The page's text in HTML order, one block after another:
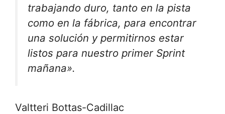
trabajando duro, tanto en la pista
como en la fábrica, para encontrar
una solución y permitirnos estar
listos para nuestro primer Sprint
mañana».
Valtteri Bottas-Cadillac